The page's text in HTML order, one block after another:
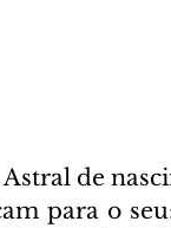
de
para o